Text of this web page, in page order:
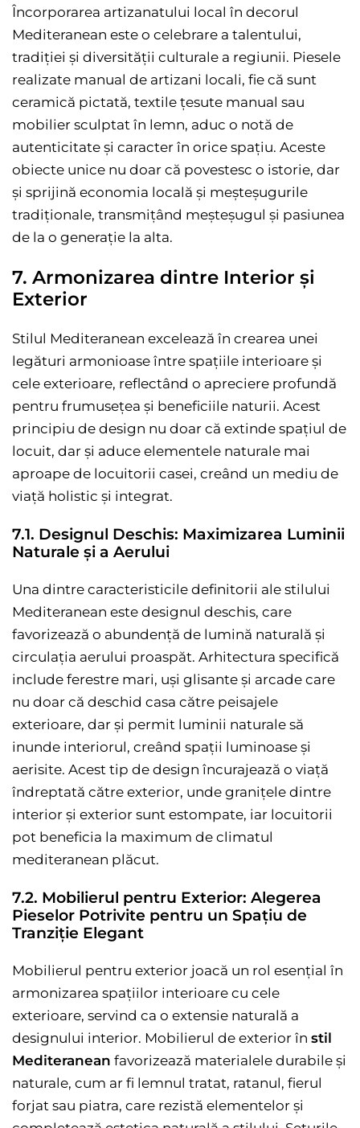
Încorporarea artizanatului local în decorul
Mediteranean este o celebrare a talentului,
tradiției și diversității culturale a regiunii. Piesele
realizate manual de artizani locali, fie că sunt
ceramică pictată, textile țesute manual sau
mobilier sculptat în lemn, aduc o notă de
autenticitate și caracter în orice spațiu. Aceste
obiecte unice nu doar că povestesc o istorie, dar
și sprijină economia locală și meșteșugurile
tradiționale, transmițând meșteșugul și pasiunea
de la o generație la alta.
7. Armonizarea dintre Interior și
Exterior
Stilul Mediteranean excelează în crearea unei
legături armonioase între spațiile interioare și
cele exterioare, reflectând o apreciere profundă
pentru frumusețea și beneficiile naturii. Acest
principiu de design nu doar că extinde spațiul de
locuit, dar și aduce elementele naturale mai
aproape de locuitorii casei, creând un mediu de
viață holistic și integrat.
7.1. Designul Deschis: Maximizarea Luminii
Naturale și a Aerului
Una dintre caracteristicile definitorii ale stilului
Mediteranean este designul deschis, care
favorizează o abundență de lumină naturală și
circulația aerului proaspăt. Arhitectura specifică
include ferestre mari, uși glisante și arcade care
nu doar că deschid casa către peisajele
exterioare, dar și permit luminii naturale să
inunde interiorul, creând spații luminoase și
aerisite. Acest tip de design încurajează o viață
îndreptată către exterior, unde granițele dintre
interior și exterior sunt estompate, iar locuitorii
pot beneficia la maximum de climatul
mediteranean plăcut.
7.2. Mobilierul pentru Exterior: Alegerea
Pieselor Potrivite pentru un Spațiu de
Tranziție Elegant
Mobilierul pentru exterior joacă un rol esențial în
armonizarea spațiilor interioare cu cele
exterioare, servind ca o extensie naturală a
designului interior. Mobilierul de exterior în stil
Mediteranean favorizează materialele durabile și
naturale, cum ar fi lemnul tratat, ratanul, fierul
forjat sau piatra, care rezistă elementelor și